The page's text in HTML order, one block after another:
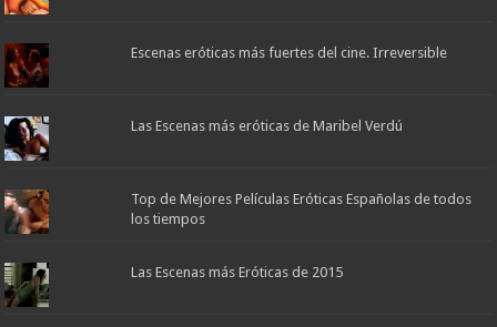
Escenas eróticas más fuertes del cine. Irreversible
Las Escenas más eróticas de Maribel Verdú
Top de Mejores Películas Eróticas Españolas de todos
los tiempos
Las Escenas más Eróticas de 2015